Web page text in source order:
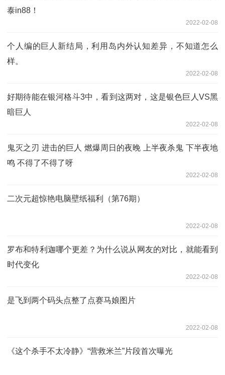
泰in88！
2022-02-08
个人编的巨人新结局，利用岛内外认知差异，不知道怎么
样。
2022-02-08
好期待能在银河格斗3中，看到这两对，这是银色巨人VS黑
暗巨人
2022-02-08
鬼灭之刃 进击的巨人 燃爆周日的夜晚 上半夜杀鬼 下半夜地
鸣 不得了不得了呀
2022-02-08
二次元超惊艳电脑壁纸福利（第76期）
2022-02-08
罗布和特利迦哪个更差？为什么说从网友的对比，就能看到
时代变化
2022-02-08
是飞到两个码头点整了点赛马娘图片
2022-02-08
《这个杀手不太冷静》“营救米兰”片段首次曝光